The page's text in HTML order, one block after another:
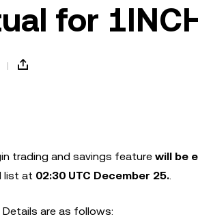
for
trading and savings feature will be
list at 02:30 UTC December 25..
Details are as follows: